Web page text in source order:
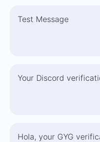
Test Message
Your Discord
Hola, your GYG